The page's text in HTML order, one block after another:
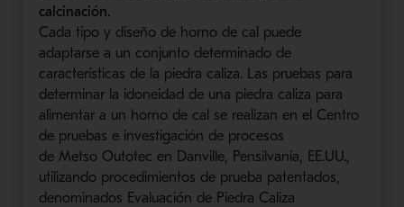
calcinación.
Cada tipo y diseño de horno de cal puede
adaptarse a un conjunto determinado de
características de la piedra caliza. Las pruebas para
determinar la idoneidad de una piedra caliza para
alimentar a un horno de cal se realizan en el Centro
de pruebas e investigación de procesos
de Metso Outotec en Danville, Pensilvania, EE.UU.,
utilizando procedimientos de prueba patentados,
denominados Evaluación de Piedra Caliza